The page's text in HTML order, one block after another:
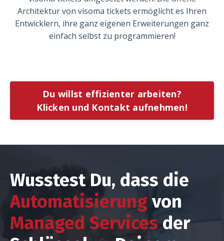
Architektur von visoma tickets ermöglicht es Ihren
Entwicklern, ihre ganz eigenen Erweiterungen ganz
einfach selbst zu programmieren!
Du willst effizienter arbeiten?
Klicken und Kontakt aufnehmen!
Wusstest Du, dass die
Automatisierungvon
Managed Servicesder